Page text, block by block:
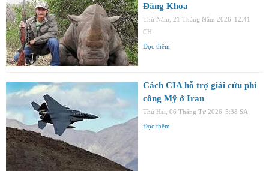
Đăng Khoa
Thứ Năm, 21 Tháng Năm 2026 12:41
CH
Đọc thêm
Cách CIA hỗ trợ giải cứu phi
công Mỹ ở Iran
Thứ Hai, 06 Tháng Tư 2026 5:38 SA
Đọc thêm